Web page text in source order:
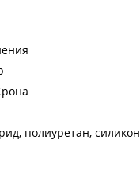
полиуретан, силикон